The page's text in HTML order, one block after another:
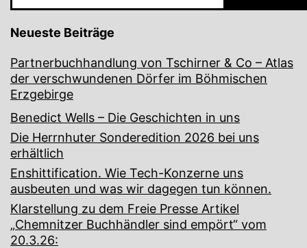
Neueste Beiträge
Partnerbuchhandlung von Tschirner & Co – Atlas
der verschwundenen Dörfer im Böhmischen
Erzgebirge
Benedict Wells – Die Geschichten in uns
Die Herrnhuter Sonderedition 2026 bei uns
erhältlich
Enshittification. Wie Tech-Konzerne uns
ausbeuten und was wir dagegen tun können.
Klarstellung zu dem Freie Presse Artikel
„Chemnitzer Buchhändler sind empört“ vom
20.3.26: